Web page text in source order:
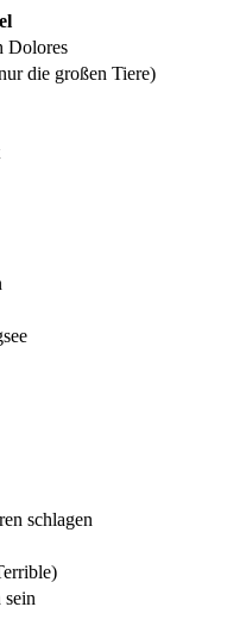
Dolores
die großen Tiere)
schlagen
sein